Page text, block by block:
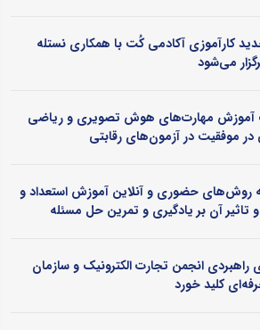
کارآموزی آکادمی کُت با همکاری نستله
می‌شود
آموزش مهارت‌های هوش تصویری و ریاضی
موفقیت در آزمون‌های رقابتی
روش‌های حضوری و آنلاین آموزش استعداد و
آن بر یادگیری و تمرین حل مسئله
راهبردی انجمن تجارت الکترونیک و سازمان
کلید خورد